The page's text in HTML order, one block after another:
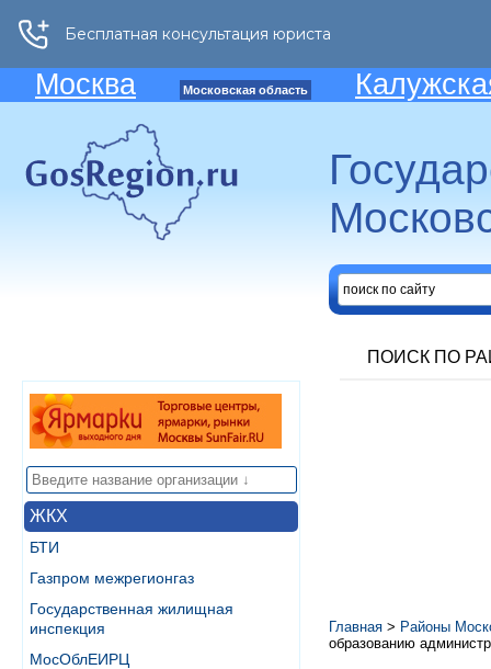
Москва Московская область
ПОИСК ПО
ЖКХ
БТИ
Газпром межрегионгаз
Государственная жилищная
инспекция
МосОблЕИРЦ
Главная > Районы
образованию